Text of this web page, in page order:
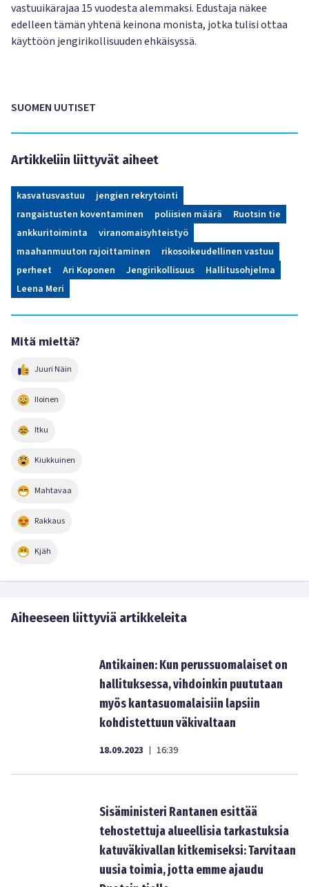
vastuuikärajaa 15 vuodesta alemmaksi. Edustaja näkee
edelleen tämän yhtenä keinona monista, jotka tulisi ottaa
käyttöön jengirikollisuuden ehkäisyssä.
SUOMEN UUTISET
Artikkeliin liittyvät aiheet
kasvatusvastuu
jengien rekrytointi
rangaistusten koventaminen
poliisien määrä
Ruotsin tie
ankkuritoiminta
viranomaisyhteistyö
maahanmuuton rajoittaminen
rikosoikeudellinen vastuu
perheet
Ari Koponen Jengirikollisuus
Hallitusohjelma
Leena Meri
Mitä mieltä?
Juuri Näin
Iloinen
Itku
Kiukkuinen
Mahtavaa
Rakkaus
Kjäh
Aiheeseen liittyviä artikkeleita
Antikainen: Kun perussuomalaiset on
hallituksessa, vihdoinkin puututaan
myös kantasuomalaisiin lapsiin
kohdistettuun väkivaltaan
18.09.2023 | 16:39
Sisäministeri Rantanen esittää
tehostettuja alueellisia tarkastuksia
katuväkivallan kitkemiseksi: Tarvitaan
uusia toimia, jotta emme ajaudu